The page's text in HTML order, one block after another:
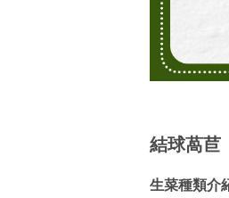
結球萵苣
生菜種類介